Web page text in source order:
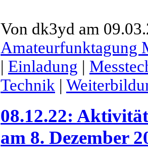
Von dk3yd am
Amateurfunktagung
| Einladung |
Technik |
08.12.22:
am 8. Dezember